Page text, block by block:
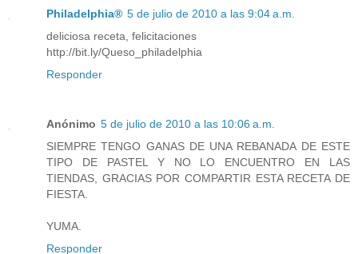
Philadelphia® 5 de julio de 2010 a las 9:04 a.m.
deliciosa receta, felicitaciones
http://bit.ly/Queso_philadelphia
Responder
Anónimo 5 de julio de 2010 a las 10:06 a.m.
SIEMPRE TENGO GANAS DE UNA REBANADA DE ESTE
TIPO DE PASTEL Y NO LO ENCUENTRO EN LAS
TIENDAS, GRACIAS POR COMPARTIR ESTA RECETA DE
FIESTA.
YUMA.
Responder